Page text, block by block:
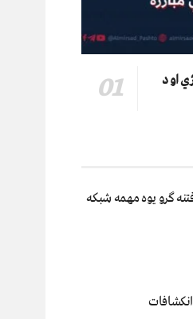
او د
ګرو يوه مهمه شبکه